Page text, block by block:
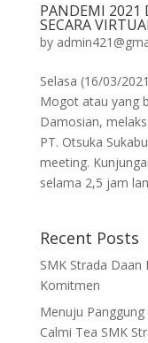
PANDEMI 2021
SECARA
by
Selasa (16/03/
Mogot atau yang
Damosian,
PT. Otsuka
meeting.
selama 2,5 jam
Recent Posts
SMK Strada
Komitmen
Menuju
Calmi Tea SMK